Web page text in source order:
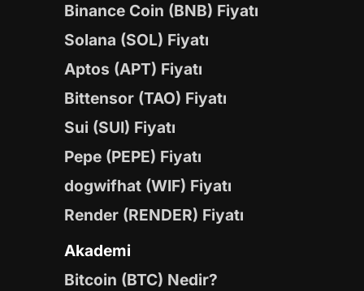
Binance Coin (BNB) Fiyatı
Solana (SOL) Fiyatı
Aptos (APT) Fiyatı
Bittensor (TAO) Fiyatı
Sui (SUI) Fiyatı
Pepe (PEPE) Fiyatı
dogwifhat (WIF) Fiyatı
Render (RENDER) Fiyatı
Akademi
Bitcoin (BTC) Nedir?